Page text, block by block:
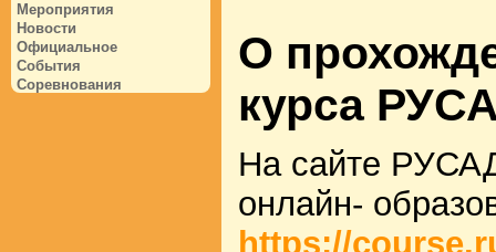
Мероприятия
Новости
Официальное
События
Соревнования
О
курса
На сайте
онлайн-
https://